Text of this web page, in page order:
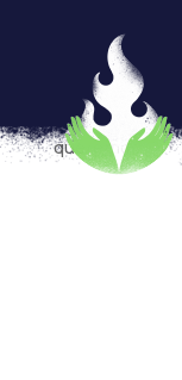
Violencia
colectivo para
porrio1 |Feb
queremos